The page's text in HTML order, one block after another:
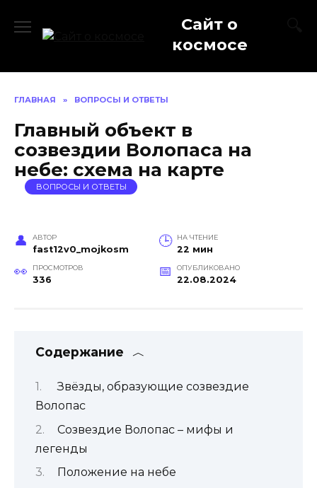
содержанию
Сайт о
космосе
ГЛАВНАЯ » ВОПРОСЫ И ОТВЕТЫ
Главный объект в
созвездии Волопаса на
небе: схема на карте
ВОПРОСЫ И ОТВЕТЫ
АВТОР
fast12v0_mojkosm
НА ЧТЕНИЕ
22 мин
ПРОСМОТРОВ
336
ОПУБЛИКОВАНО
22.08.2024
Содержание
Звёзды, образующие созвездие
Волопас
Созвездие Волопас – мифы и
легенды
Положение на небе